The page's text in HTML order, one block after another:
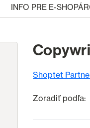
INFO PRE E-
Shoptet
Zoradiť podľa: